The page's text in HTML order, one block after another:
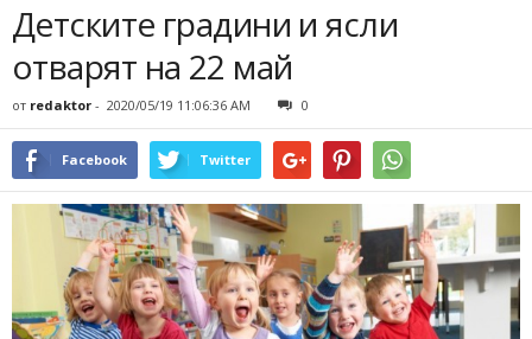
Детските градини и ясли
отварят на 22 май
от redaktor - 2020/05/19 11:06:36 AM 0
Facebook Twitter